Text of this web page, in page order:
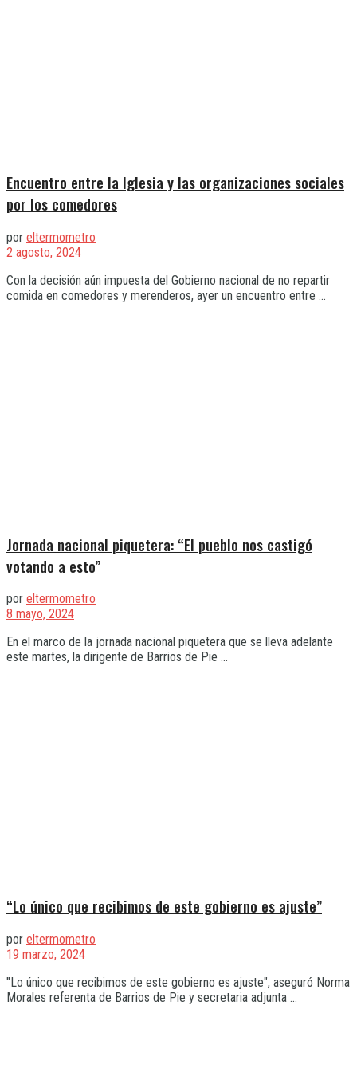
Encuentro entre la Iglesia y las organizaciones sociales
por los comedores
por eltermometro
2 agosto, 2024
Con la decisión aún impuesta del Gobierno nacional de no repartir
comida en comedores y merenderos, ayer un encuentro entre ...
Jornada nacional piquetera: “El pueblo nos castigó
votando a esto”
por eltermometro
8 mayo, 2024
En el marco de la jornada nacional piquetera que se lleva adelante
este martes, la dirigente de Barrios de Pie ...
“Lo único que recibimos de este gobierno es ajuste”
por eltermometro
19 marzo, 2024
"Lo único que recibimos de este gobierno es ajuste", aseguró Norma
Morales referenta de Barrios de Pie y secretaria adjunta ...